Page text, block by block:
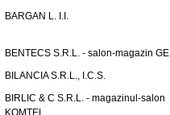
BARGAN L. I.I.
BENTECS S.R.L. - salon-magazin
BILANCIA S.R.L., I.C.S.
BIRLIC & C S.R.L. - magazinul-salon
KOMTEL